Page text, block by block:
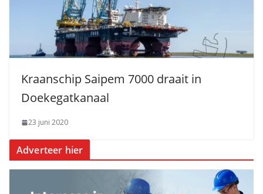
Kraanschip Saipem 7000 draait in
Doekegatkanaal
23 juni 2020
Adverteer hier